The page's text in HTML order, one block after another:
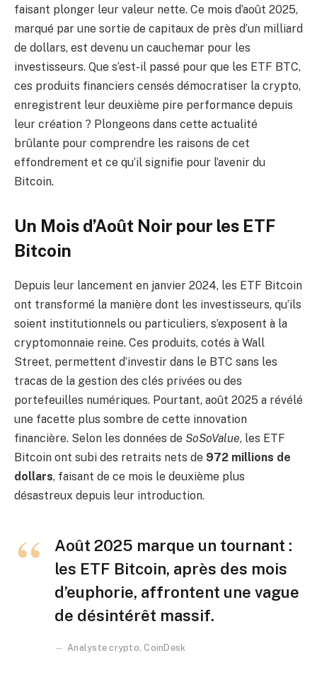
faisant plonger leur valeur nette. Ce mois d’août 2025,
marqué par une sortie de capitaux de près d’un milliard
de dollars, est devenu un cauchemar pour les
investisseurs. Que s’est-il passé pour que les ETF BTC,
ces produits financiers censés démocratiser la crypto,
enregistrent leur deuxième pire performance depuis
leur création ? Plongeons dans cette actualité
brûlante pour comprendre les raisons de cet
effondrement et ce qu’il signifie pour l’avenir du
Bitcoin.
Un Mois d’Août Noir pour les ETF
Bitcoin
Depuis leur lancement en janvier 2024, les ETF Bitcoin
ont transformé la manière dont les investisseurs, qu’ils
soient institutionnels ou particuliers, s’exposent à la
cryptomonnaie reine. Ces produits, cotés à Wall
Street, permettent d’investir dans le BTC sans les
tracas de la gestion des clés privées ou des
portefeuilles numériques. Pourtant, août 2025 a révélé
une facette plus sombre de cette innovation
financière. Selon les données de SoSoValue, les ETF
Bitcoin ont subi des retraits nets de 972 millions de
dollars, faisant de ce mois le deuxième plus
désastreux depuis leur introduction.
Août 2025 marque un tournant :
les ETF Bitcoin, après des mois
d’euphorie, affrontent une vague
de désintérêt massif.
Analyste crypto, CoinDesk